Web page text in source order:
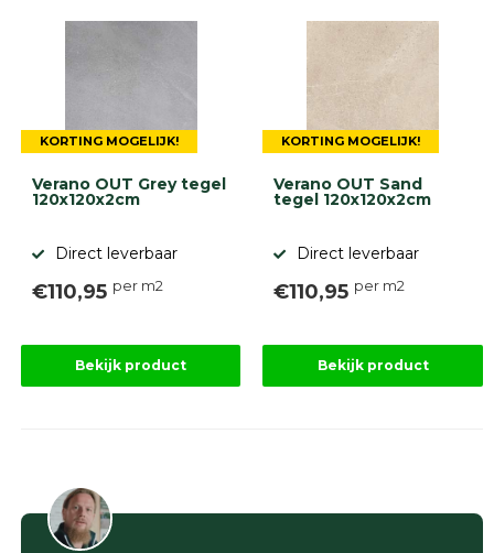
KORTING MOGELIJK!
Verano OUT Grey tegel
120x120x2cm
Direct leverbaar
€110,95 per m2
Bekijk product
KORTING MOGELIJK!
Verano OUT Sand
tegel 120x120x2cm
Direct leverbaar
€110,95 per m2
Bekijk product